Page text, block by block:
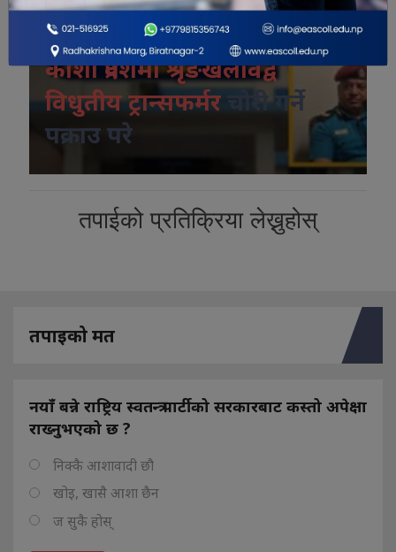
विशेष भिडियो
कोशी प्रदेशमा श्रृंङखलावद्व
विधुतीय ट्रान्सफर्मर
चोरी गर्ने
पक्राउ परे
तपाईको प्रतिक्रिया लेख्नुहोस्
तपाइको मत
नयाँ बन्ने राष्ट्रिय स्वतन्त्र पार्टीको सरकारबाट कस्तो अपेक्षा
राख्नुभएको छ ?
निक्कै आशावादी छौ
खोइ, खासै आशा छैन
ज सुकै होस्